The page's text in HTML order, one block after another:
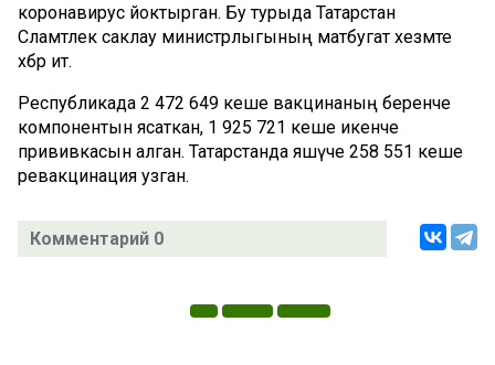
коронавирус йоктырган. Бу турыда Татарстан
Сәламәтлек саклау министрлыгының матбугат хезмәте
хәбәр итә.
Республикада 2 472 649 кеше вакцинаның беренче
компонентын ясаткан, 1 925 721 кеше икенче
прививкасын алган. Татарстанда яшәүче 258 551 кеше
ревакцинация узган.
Комментарий 0